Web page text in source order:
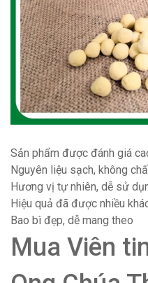
Sản phẩm được đánh giá
Nguyên liệu sạch, không
Hương vị tự nhiên, dễ sử
Hiệu quả đã được nhiều
Bao bì đẹp, dễ mang theo
Mua Viên